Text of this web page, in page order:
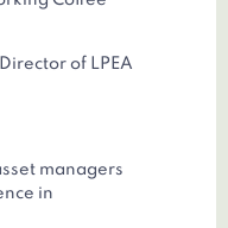
of LPEA
managers
in